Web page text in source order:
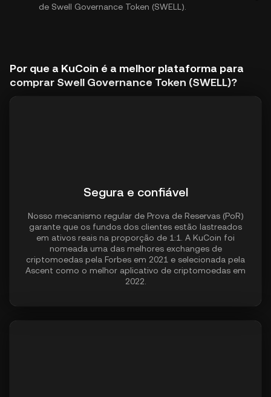
de Swell Governance Token (SWELL).
Por que a KuCoin é a melhor plataforma para
comprar Swell Governance Token (SWELL)?
Segura e confiável
Nosso mecanismo regular de Prova de Reservas (PoR)
garante que os fundos dos clientes estão lastreados
em ativos reais na proporção de 1:1. A KuCoin foi
nomeada uma das melhores exchanges de
criptomoedas pela Forbes em 2021 e selecionada pela
Ascent como o melhor aplicativo de criptomoedas em
2022.